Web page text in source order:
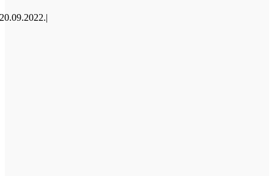
20.09.2022.|